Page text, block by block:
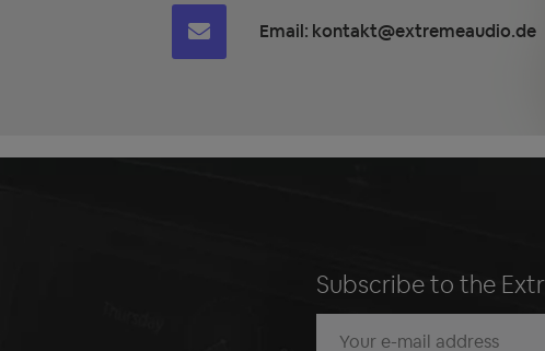
Email: kontakt@extremeaudio.de
Subscribe to the